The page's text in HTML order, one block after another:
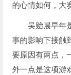
的心情如何，大
吴贻晨早年
事的影响下接触
要原因有两点，
外一点是这项游